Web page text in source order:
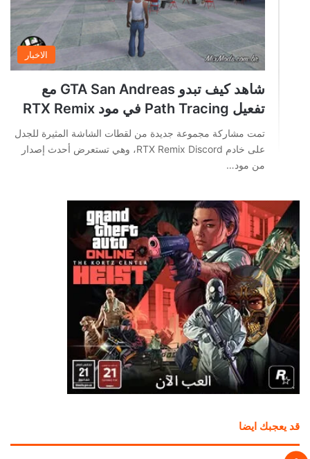
الاخبار
شاهد كيف تبدو GTA San Andreas مع
تفعيل Path Tracing في مود RTX Remix
تمت مشاركة مجموعة جديدة من لقطات الشاشة المثيرة للجدل
على خادم RTX Remix Discord، وهي تستعرض أحدث إصدار
من مود…
قد يعجبك ايضا